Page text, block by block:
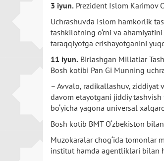
3 iyun. Prezident Islom Karimov
Uchrashuvda Islom hamkorlik
tashkilotning o‘rni va
taraqqiyotga erishayotganini
11 iyun. Birlashgan Millatlar
Bosh kotibi Pan Gi Munning
– Avvalo, radikallashuv,
davom etayotgani jiddiy
bo‘yicha yagona universal
Bosh kotib BMT O‘zbekiston
Muzokaralar chog‘ida tomonlar
institut hamda agentliklari bilan